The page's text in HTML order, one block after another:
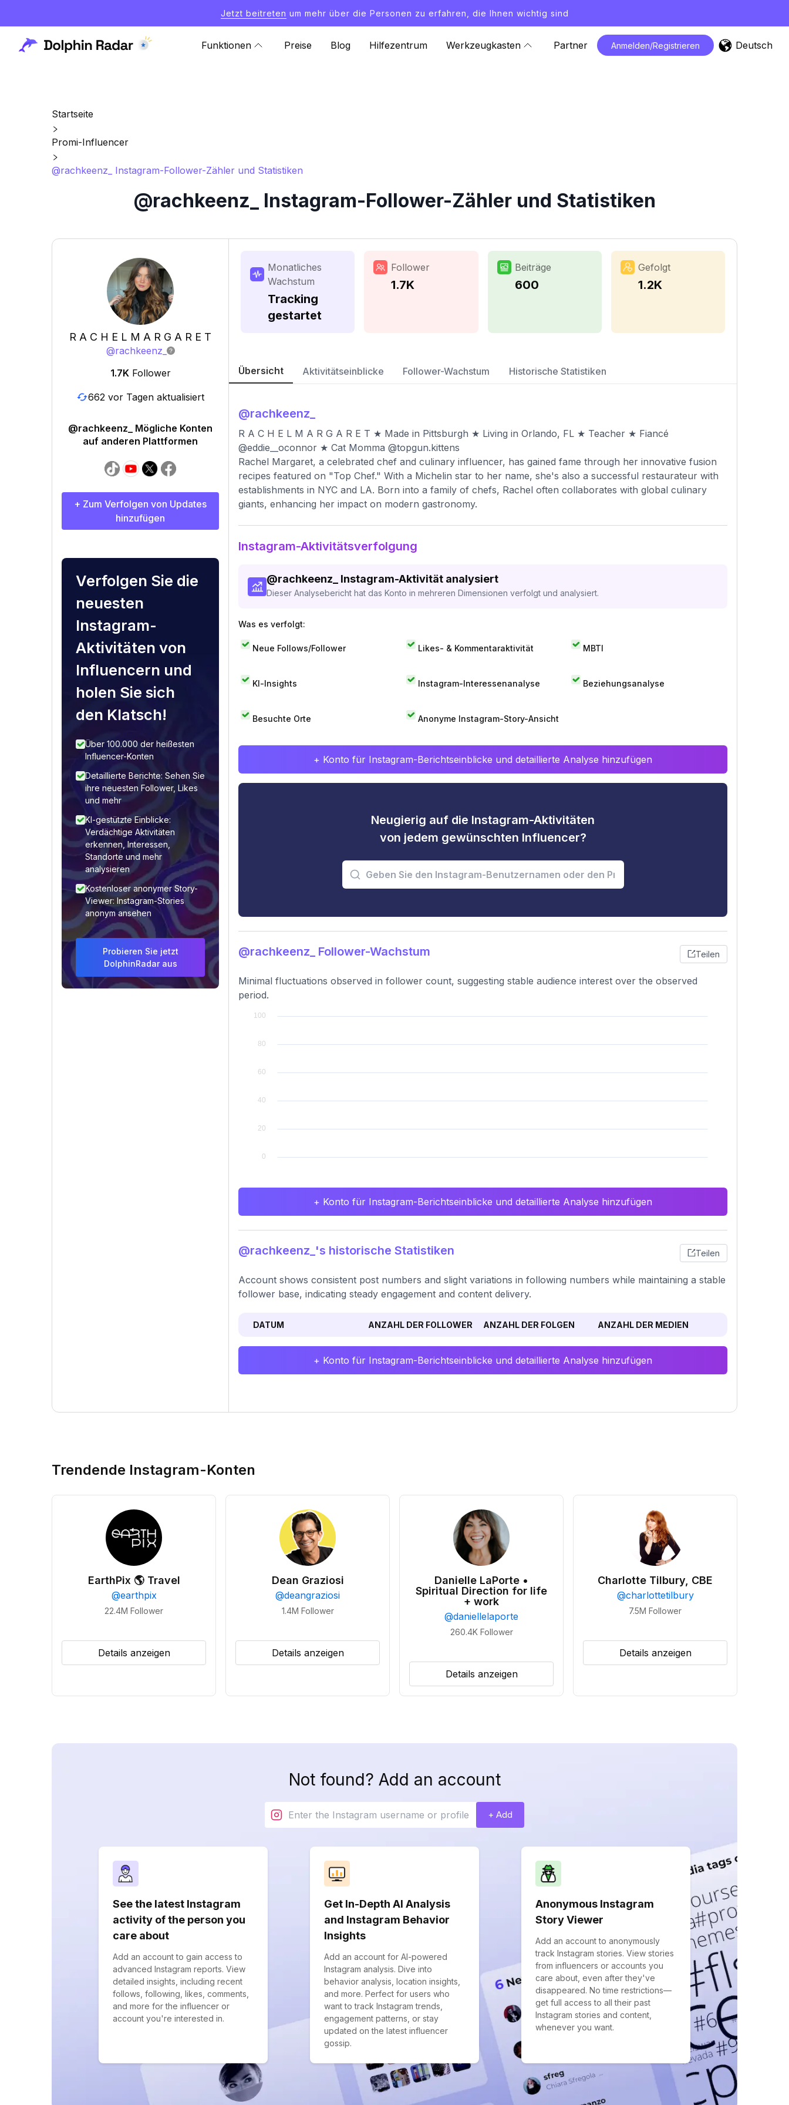
Jetzt beitreten um mehr über die Personen zu erfahren, die Ihnen wichtig sind
Funktionen Preise Blog Hilfezentrum Werkzeugkasten Partner Anmelden/Registrieren Deutsch
Startseite
Promi-Influencer
@rachkeenz_ Instagram-Follower-Zähler und Statistiken
@rachkeenz_ Instagram-Follower-Zähler und Statistiken
R A C H E L M A R G A R E T
@rachkeenz_
1.7K Follower
662 vor Tagen aktualisiert
@rachkeenz_ Mögliche Konten
auf anderen Plattformen
+ Zum Verfolgen von Updates
hinzufügen
Verfolgen Sie die
neuesten
Instagram-
Aktivitäten von
Influencern und
holen Sie sich
den Klatsch!
Über 100.000 der heißesten
Influencer-Konten
Detaillierte Berichte: Sehen Sie
ihre neuesten Follower, Likes
und mehr
KI-gestützte Einblicke:
Verdächtige Aktivitäten
erkennen, Interessen,
Standorte und mehr
analysieren
Kostenloser anonymer Story-
Viewer: Instagram-Stories
anonym ansehen
Probieren Sie jetzt
DolphinRadar aus
Monatliches
Wachstum
Tracking
gestartet
Follower
1.7K
Beiträge
600
Gefolgt
1.2K
Übersicht Aktivitätseinblicke Follower-Wachstum Historische Statistiken
@rachkeenz_
R A C H E L M A R G A R E T ★ Made in Pittsburgh ★ Living in Orlando, FL ★ Teacher ★ Fiancé
@eddie__oconnor ★ Cat Momma @topgun.kittens
Rachel Margaret, a celebrated chef and culinary influencer, has gained fame through her innovative fusion
recipes featured on "Top Chef." With a Michelin star to her name, she's also a successful restaurateur with
establishments in NYC and LA. Born into a family of chefs, Rachel often collaborates with global culinary
giants, enhancing her impact on modern gastronomy.
Instagram-Aktivitätsverfolgung
@rachkeenz_ Instagram-Aktivität analysiert
Dieser Analysebericht hat das Konto in mehreren Dimensionen verfolgt und analysiert.
Was es verfolgt:
Neue Follows/Follower Likes- & Kommentaraktivität MBTI
KI-Insights Instagram-Interessenanalyse Beziehungsanalyse
Besuchte Orte Anonyme Instagram-Story-Ansicht
+ Konto für Instagram-Berichtseinblicke und detaillierte Analyse hinzufügen
Neugierig auf die Instagram-Aktivitäten
von jedem gewünschten Influencer?
@rachkeenz_ Follower-Wachstum Teilen
Minimal fluctuations observed in follower count, suggesting stable audience interest over the observed
period.
+ Konto für Instagram-Berichtseinblicke und detaillierte Analyse hinzufügen
@rachkeenz_'s historische Statistiken Teilen
Account shows consistent post numbers and slight variations in following numbers while maintaining a stable
follower base, indicating steady engagement and content delivery.
DATUM ANZAHL DER FOLLOWER ANZAHL DER FOLGEN ANZAHL DER MEDIEN
+ Konto für Instagram-Berichtseinblicke und detaillierte Analyse hinzufügen
Trendende Instagram-Konten
EarthPix 🌎 Travel
@earthpix
22.4M Follower
Details anzeigen
Dean Graziosi
@deangraziosi
1.4M Follower
Details anzeigen
Danielle LaPorte •
Spiritual Direction for life
+ work
@daniellelaporte
260.4K Follower
Details anzeigen
Charlotte Tilbury, CBE
@charlottetilbury
7.5M Follower
Details anzeigen
Not found? Add an account
+ Add
See the latest Instagram
activity of the person you
care about
Add an account to gain access to
advanced Instagram reports. View
detailed insights, including recent
follows, following, likes, comments,
and more for the influencer or
account you're interested in.
Get In-Depth AI Analysis
and Instagram Behavior
Insights
Add an account for AI-powered
Instagram analysis. Dive into
behavior analysis, location insights,
and more. Perfect for users who
want to track Instagram trends,
engagement patterns, or stay
updated on the latest influencer
gossip.
Anonymous Instagram
Story Viewer
Add an account to anonymously
track Instagram stories. View stories
from influencers or accounts you
care about, even after they've
disappeared. No time restrictions—
get full access to all their past
Instagram stories and content,
whenever you want.